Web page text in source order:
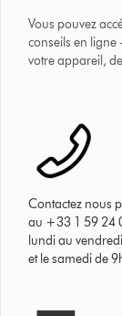
Vous pouvez
conseils en ligne
votre appareil,
Contactez nous
au +33 1 59 24
lundi au
et le samedi de